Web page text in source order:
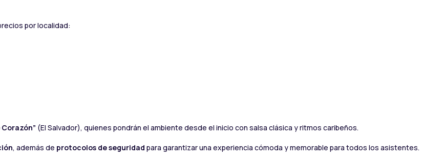
por localidad:
(El Salvador), quienes pondrán el ambiente desde el inicio con salsa clásica y ritmos caribeños.
, además de protocolos de seguridad para garantizar una experiencia cómoda y memorable para todos los asistentes.